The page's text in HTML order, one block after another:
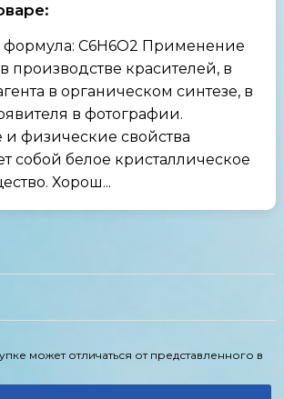
C6H6O2 Применение
производстве красителей, в
в органическом синтезе, в
в фотографии.
физические свойства
собой белое кристаллическое
Хорош...
может отличаться от представленного в